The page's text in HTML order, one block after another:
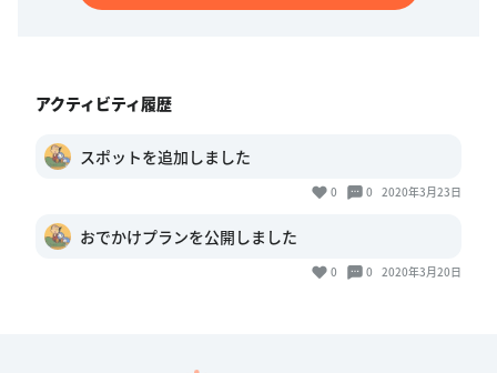
アクティビティ履歴
スポットを追加しました
0 0 2020年3月23日
おでかけプランを公開しました
0 0 2020年3月20日